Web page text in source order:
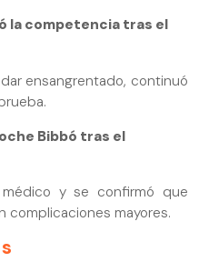
la competencia tras el
ensangrentado, continuó
Bibbó tras el
y se confirmó que
complicaciones mayores.